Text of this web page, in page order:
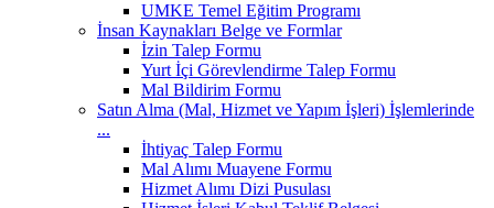
UMKE Temel Eğitim Programı
İnsan Kaynakları Belge ve Formlar
İzin Talep Formu
Yurt İçi Görevlendirme Talep Formu
Mal Bildirim Formu
Satın Alma (Mal, Hizmet ve Yapım İşleri) İşlemlerinde
...
İhtiyaç Talep Formu
Mal Alımı Muayene Formu
Hizmet Alımı Dizi Pusulası